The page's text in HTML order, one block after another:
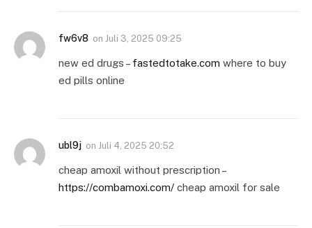
fw6v8 on Juli 3, 2025 09:25
new ed drugs – fastedtotake.com where to buy
ed pills online
ubl9j on Juli 4, 2025 20:52
cheap amoxil without prescription –
https://combamoxi.com/ cheap amoxil for sale